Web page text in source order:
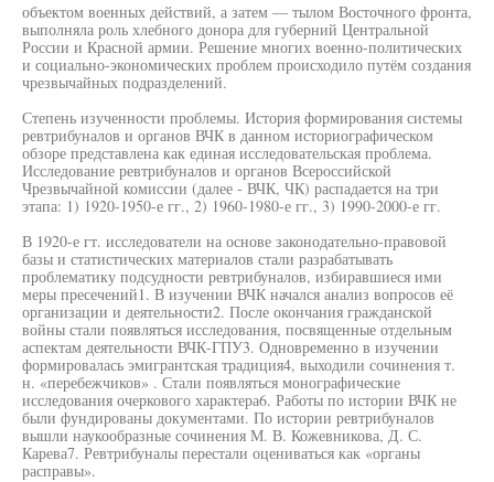
объектом военных действий, а затем — тылом Восточного фронта,
выполняла роль хлебного донора для губерний Центральной
России и Красной армии. Решение многих военно-политических
и социально-экономических проблем происходило путём создания
чрезвычайных подразделений.
Степень изученности проблемы. История формирования системы
ревтрибуналов и органов ВЧК в данном историографическом
обзоре представлена как единая исследовательская проблема.
Исследование ревтрибуналов и органов Всероссийской
Чрезвычайной комиссии (далее - ВЧК, ЧК) распадается на три
этапа: 1) 1920-1950-е гг., 2) 1960-1980-е гг., 3) 1990-2000-е гг.
В 1920-е гт. исследователи на основе законодательно-правовой
базы и статистических материалов стали разрабатывать
проблематику подсудности ревтрибуналов, избиравшиеся ими
меры пресечений1. В изучении ВЧК начался анализ вопросов её
организации и деятельности2. После окончания гражданской
войны стали появляться исследования, посвященные отдельным
аспектам деятельности ВЧК-ГПУ3. Одновременно в изучении
формировалась эмигрантская традиция4, выходили сочинения т.
н. «перебежчиков» . Стали появляться монографические
исследования очеркового характера6. Работы по истории ВЧК не
были фундированы документами. По истории ревтрибуналов
вышли наукообразные сочинения М. В. Кожевникова, Д. С.
Карева7. Ревтрибуналы перестали оцениваться как «органы
расправы».